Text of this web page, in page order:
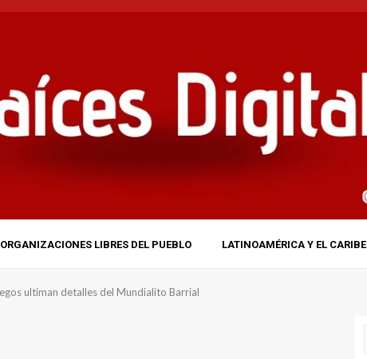
ORGANIZACIONES LIBRES DEL PUEBLO LATINOAMÉRICA Y EL CARIBE
ultiman detalles del Mundialito Barrial